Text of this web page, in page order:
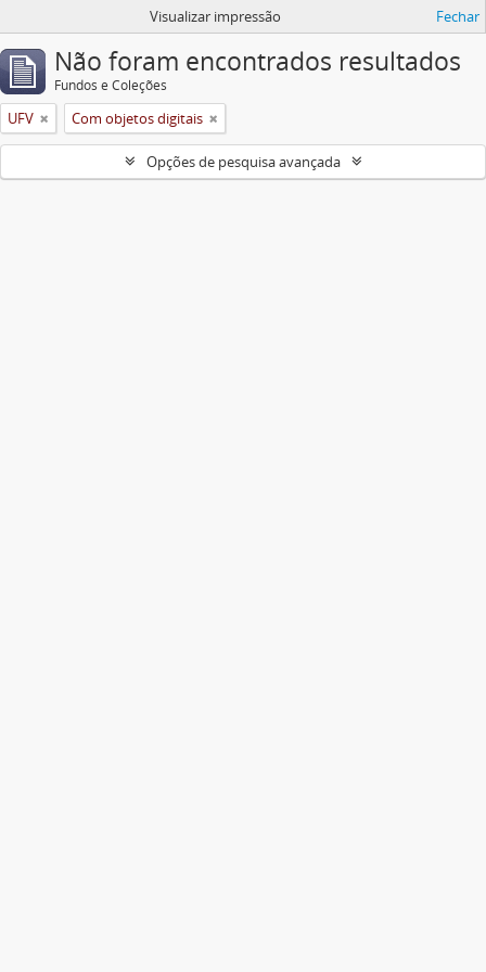
Visualizar impressão Fechar
Não foram encontrados resultados
Fundos e Coleções
UFV Com objetos digitais
Opções de pesquisa avançada